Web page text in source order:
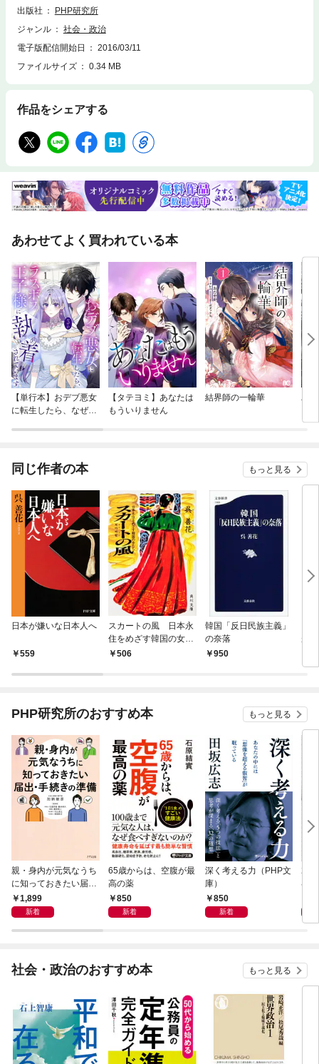
17年12月には次期大統領選が行われる。政権が変われば、前政権が交わし
た合意など簡単に反故にすることは、同国では決して珍しくない。なぜ韓
するために、日本とは対照的な彼の国の異文化性と国民気質、そして今ま
さに起こっている凄まじい経済的苦境と社会不安について論説する。
出版社
PHP研究所
ジャンル
社会・政治
電子版配信開始日
2016/03/11
ファイルサイズ
0.34 MB
作品をシェアする
あわせてよく買われている本
【単行本】おデブ悪女
に転生したら、なぜか
【タテヨミ】あなたは
もういりません
結界師の一輪華
バ
今
同じ作者の本 もっと見る
日本が嫌いな日本人へ
559
スカートの風 日本永
住をめざす韓国の女た
ち506
韓国「反日民族主義」
の奈落
950
が
PHP研究所のおすすめ本 もっと見る
親・身内が元気なうち
に知っておきたい届
出・手続きの準備（き
ずな出版）
1,899
新着
65歳からは、空腹が最
高の薬
850
新着
深く考える力（PHP文
庫）
850
新着
20
界
社会・政治のおすすめ本 もっと見る